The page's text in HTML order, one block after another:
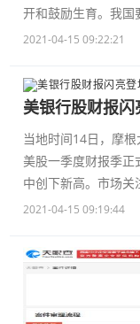
开和鼓励生育。我国
2021-04-15 09:22:21
美银行股财报
当地时间14日，摩
美股一季度财报季
中创下新高。市场关
2021-04-15 09:19:44